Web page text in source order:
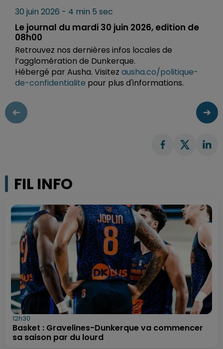
30 juin 2026 - 4 min 5 sec
Le journal du mardi 30 juin 2026, edition de
08h00
Retrouvez nos dernières infos locales de
l’agglomération de Dunkerque.
Hébergé par Ausha. Visitez ausha.co/politique-
de-confidentialite pour plus d'informations.
FIL INFO
12h30
Basket : Gravelines-Dunkerque va commencer
sa saison par du lourd